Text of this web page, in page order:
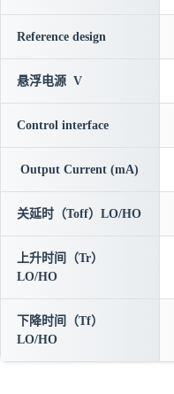
Reference design
悬浮电源 V
Control interface
Output Current (mA)
关延时（Toff）LO/HO
上升时间（Tr）
LO/HO
下降时间（Tf）
LO/HO